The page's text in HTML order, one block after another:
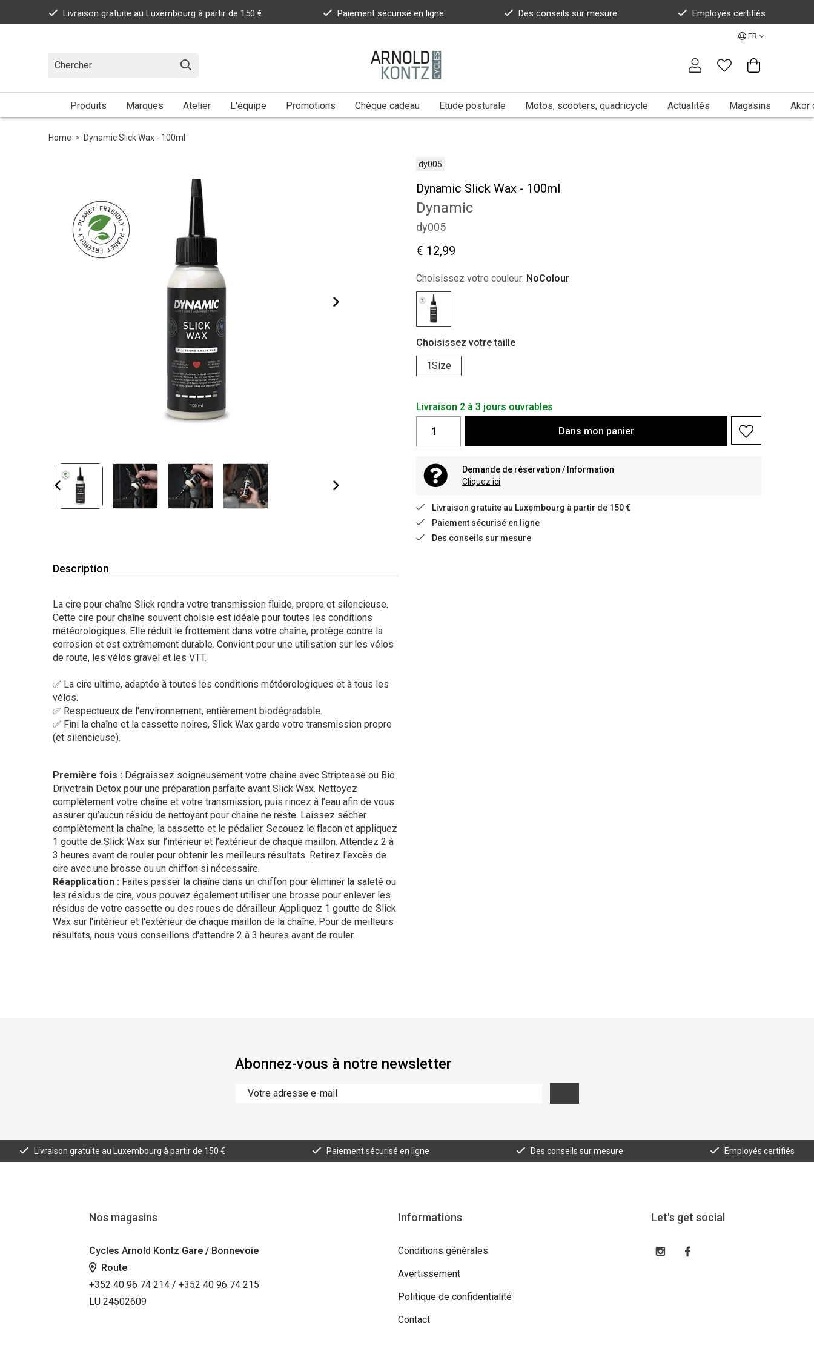
Livraison gratuite au Luxembourg à partir de 150 € Paiement sécurisé en ligne Des conseils sur mesure Employés certifiés
FR
Produits Marques Atelier L'équipe Promotions Chèque cadeau Etude posturale Motos, scooters, quadricycle Actualités Magasins Akor
Home > Dynamic Slick Wax - 100ml
dy005
Dynamic Slick Wax - 100ml
Dynamic
dy005
€ 12,99
Choisissez votre couleur: NoColour
Choisissez votre taille
1Size
Livraison 2 à 3 jours ouvrables
Dans mon panier
Demande de réservation / Information
Cliquez ici
Livraison gratuite au Luxembourg à partir de 150 €
Paiement sécurisé en ligne
Des conseils sur mesure
Description
La cire pour chaîne Slick rendra votre transmission fluide, propre et silencieuse.
Cette cire pour chaîne souvent choisie est idéale pour toutes les conditions
météorologiques. Elle réduit le frottement dans votre chaîne, protège contre la
corrosion et est extrêmement durable. Convient pour une utilisation sur les vélos
de route, les vélos gravel et les VTT.
✅ La cire ultime, adaptée à toutes les conditions météorologiques et à tous les
vélos.
✅ Respectueux de l'environnement, entièrement biodégradable.
✅ Fini la chaîne et la cassette noires, Slick Wax garde votre transmission propre
(et silencieuse).
Première fois : Dégraissez soigneusement votre chaîne avec Striptease ou Bio
Drivetrain Detox pour une préparation parfaite avant Slick Wax. Nettoyez
complètement votre chaîne et votre transmission, puis rincez à l’eau afin de vous
assurer qu’aucun résidu de nettoyant pour chaîne ne reste. Laissez sécher
complètement la chaîne, la cassette et le pédalier. Secouez le flacon et appliquez
1 goutte de Slick Wax sur l’intérieur et l’extérieur de chaque maillon. Attendez 2 à
3 heures avant de rouler pour obtenir les meilleurs résultats. Retirez l'excès de
cire avec une brosse ou un chiffon si nécessaire.
Réapplication : Faites passer la chaîne dans un chiffon pour éliminer la saleté ou
les résidus de cire, vous pouvez également utiliser une brosse pour enlever les
résidus de votre cassette ou des roues de dérailleur. Appliquez 1 goutte de Slick
Wax sur l'intérieur et l'extérieur de chaque maillon de la chaîne. Pour de meilleurs
résultats, nous vous conseillons d'attendre 2 à 3 heures avant de rouler.
Abonnez-vous à notre newsletter
Livraison gratuite au Luxembourg à partir de 150 € Paiement sécurisé en ligne Des conseils sur mesure Employés certifiés
Nos magasins
Cycles Arnold Kontz Gare / Bonnevoie
Route
+352 40 96 74 214 / +352 40 96 74 215
LU 24502609
Informations
Conditions générales
Avertissement
Politique de confidentialité
Contact
Let's get social